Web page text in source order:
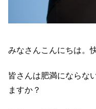
みなさんこんにちは。
皆さんは肥満にならな
ますか？